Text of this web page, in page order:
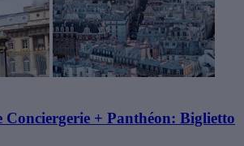
Conciergerie + Panthéon: Biglietto